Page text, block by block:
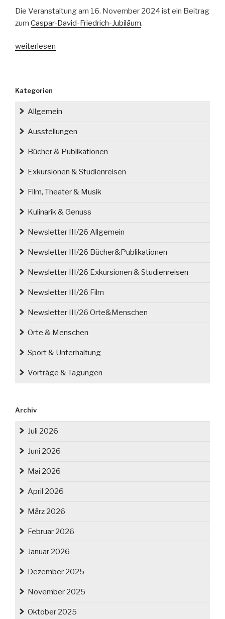
Die Veranstaltung am 16. November 2024 ist ein Beitrag
zum Caspar-David-Friedrich-Jubiläum.
„Faszination
Spurensuche
durch
Jahrhunderte“
weiterlesen
Kategorien
Allgemein
Ausstellungen
Bücher & Publikationen
Exkursionen & Studienreisen
Film, Theater & Musik
Kulinarik & Genuss
Newsletter III/26 Allgemein
Newsletter III/26 Bücher&Publikationen
Newsletter III/26 Exkursionen & Studienreisen
Newsletter III/26 Film
Newsletter III/26 Orte&Menschen
Orte & Menschen
Sport & Unterhaltung
Vorträge & Tagungen
Archiv
Juli 2026
Juni 2026
Mai 2026
April 2026
März 2026
Februar 2026
Januar 2026
Dezember 2025
November 2025
Oktober 2025